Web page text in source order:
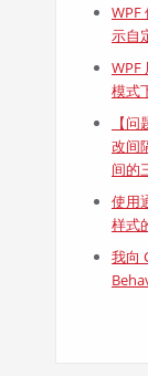
WPF
示自
WPF
模式
【
改间
间的
使用
样式
我向